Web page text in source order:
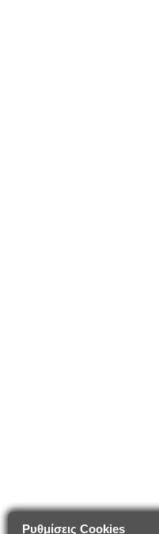
Ρυθμίσεις Cookies